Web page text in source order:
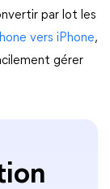
par lot les
vers iPhone,
gérer